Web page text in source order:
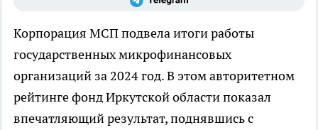
Корпорация МСП подвела итоги работы
государственных микрофинансовых
организаций за 2024 год. В этом авторитетном
рейтинге фонд Иркутской области показал
впечатляющий результат, поднявшись с